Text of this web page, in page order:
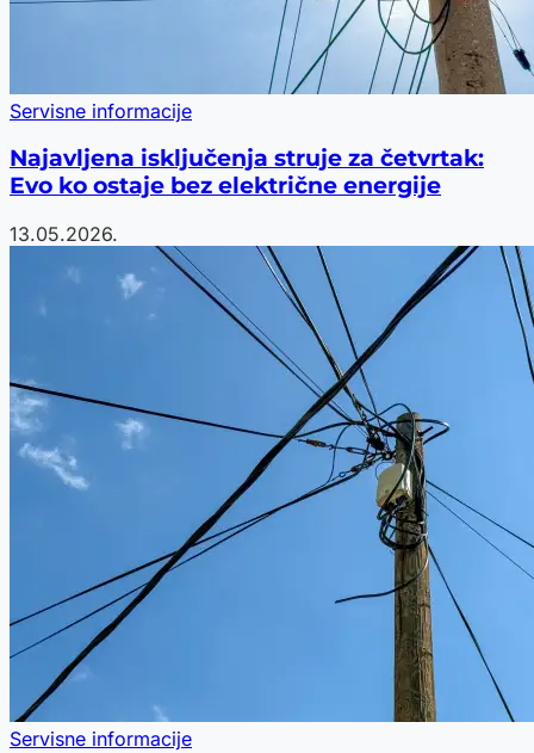
Servisne informacije
Najavljena isključenja struje za četvrtak:
Evo ko ostaje bez električne energije
13.05.2026.
Servisne informacije